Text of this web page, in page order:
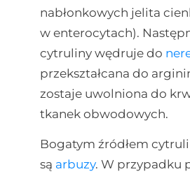
nabłonkowych jelita
w enterocytach).
cytruliny wędruje do
przekształcana do
zostaje uwolniona do
tkanek obwodowych.
Bogatym źródłem
są arbuzy. W przypadku